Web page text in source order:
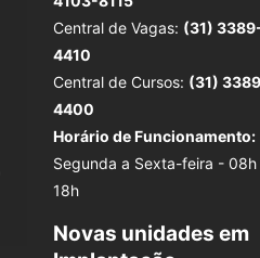
Central de Vagas: (31)
4410
Central de Cursos: (31)
4400
Horário de Funcionamento:
Segunda a Sexta-feira - 08h
18h
Novas unidades em